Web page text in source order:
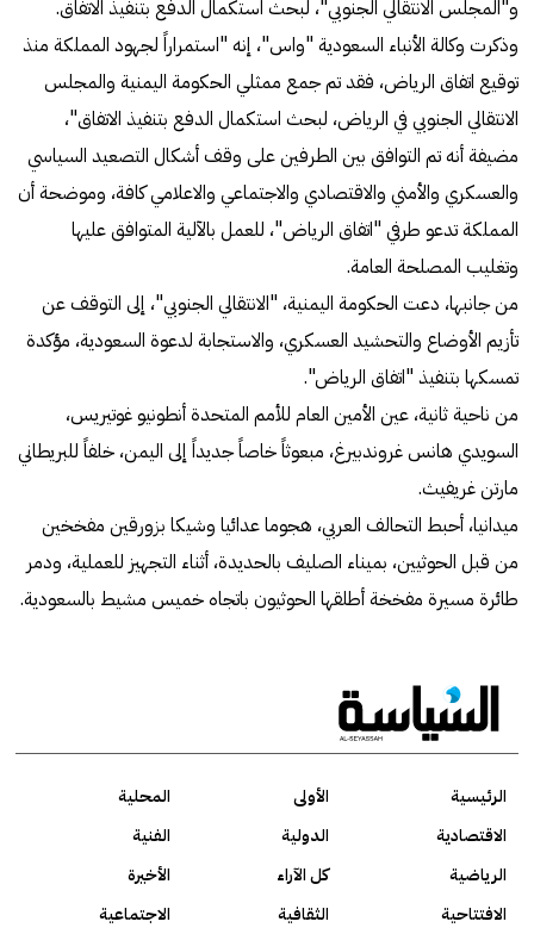
و"المجلس الانتقالي الجنوبي"، لبحث استكمال الدفع بتنفيذ الاتفاق.
وذكرت وكالة الأنباء السعودية "واس"، إنه "استمراراً لجهود المملكة منذ
توقيع اتفاق الرياض، فقد تم جمع ممثلي الحكومة اليمنية والمجلس
الانتقالي الجنوبي في الرياض، لبحث استكمال الدفع بتنفيذ الاتفاق"،
مضيفة أنه تم التوافق بين الطرفين على وقف أشكال التصعيد السياسي
والعسكري والأمني والاقتصادي والاجتماعي والاعلامي كافة، وموضحة أن
المملكة تدعو طرفي "اتفاق الرياض"، للعمل بالآلية المتوافق عليها
وتغليب المصلحة العامة.
من جانبها، دعت الحكومة اليمنية، "الانتقالي الجنوبي"، إلى التوقف عن
تأزيم الأوضاع والتحشيد العسكري، والاستجابة لدعوة السعودية، مؤكدة
تمسكها بتنفيذ "اتفاق الرياض".
من ناحية ثانية، عين الأمين العام للأمم المتحدة أنطونيو غوتيريس،
السويدي هانس غروندبيرغ، مبعوثاً خاصاً جديداً إلى اليمن، خلفاً للبريطاني
مارتن غريفيث.
ميدانيا، أحبط التحالف العربي، هجوما عدائيا وشيكا بزورقين مفخخين
من قبل الحوثيين، بميناء الصليف بالحديدة، أثناء التجهيز للعملية، ودمر
طائرة مسيرة مفخخة أطلقها الحوثيون باتجاه خميس مشيط بالسعودية.
الرئيسية الأولى
المحلية
الاقتصادية
الدولية
الفنية
الرياضية
كل الآراء
الأخيرة
الافتتاحية
الثقافية الاجتماعية